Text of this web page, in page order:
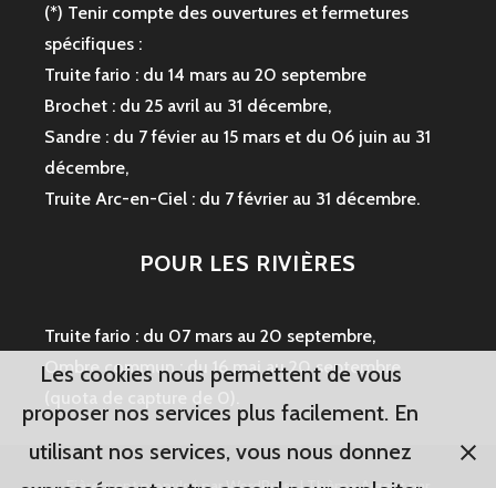
(*) Tenir compte des ouvertures et fermetures
spécifiques :
Truite fario : du 14 mars au 20 septembre
Brochet : du 25 avril au 31 décembre,
Sandre : du 7 févier au 15 mars et du 06 juin au 31
décembre,
Truite Arc-en-Ciel : du 7 février au 31 décembre.
POUR LES RIVIÈRES
Truite fario : du 07 mars au 20 septembre,
Ombre commun : du 16 mai au 20 septembre
Les cookies nous permettent de vous
proposer nos services plus facilement. En
utilisant nos services, vous nous donnez